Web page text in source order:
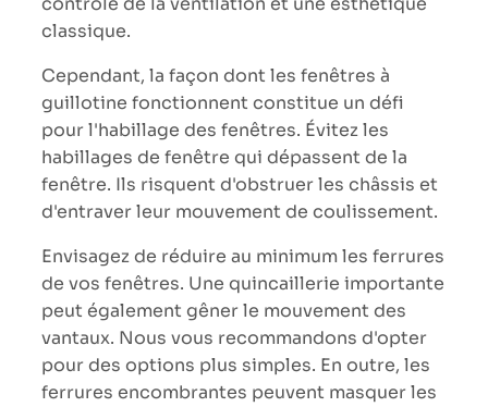
classique.
Cependant, la façon dont les fenêtres à
guillotine fonctionnent constitue un défi
pour l'habillage des fenêtres. Évitez les
habillages de fenêtre qui dépassent de la
fenêtre. Ils risquent d'obstruer les châssis et
d'entraver leur mouvement de coulissement.
Envisagez de réduire au minimum les ferrures
de vos fenêtres. Une quincaillerie importante
peut également gêner le mouvement des
vantaux. Nous vous recommandons d'opter
pour des options plus simples. En outre, les
ferrures encombrantes peuvent masquer les